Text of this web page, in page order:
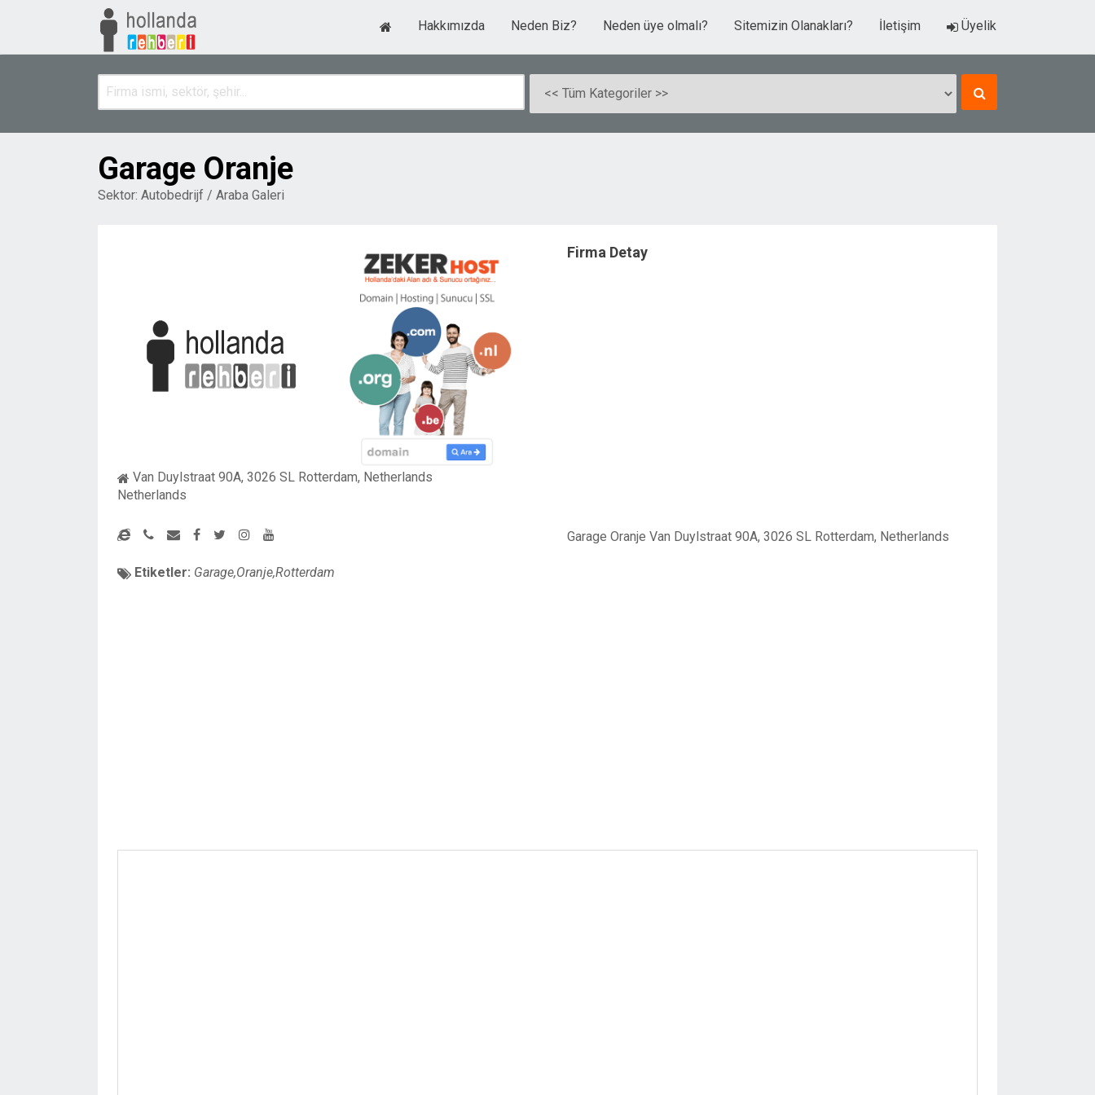
Hakkımızda Neden Biz? Neden üye olmalı? Sitemizin Olanakları? İletişim Üyelik
Garage Oranje
Sektor: Autobedrijf / Araba Galeri
Van Duylstraat 90A, 3026 SL Rotterdam, Netherlands
Netherlands
Etiketler: Garage,Oranje,Rotterdam
Firma Detay
Garage Oranje Van Duylstraat 90A, 3026 SL Rotterdam, Netherlands